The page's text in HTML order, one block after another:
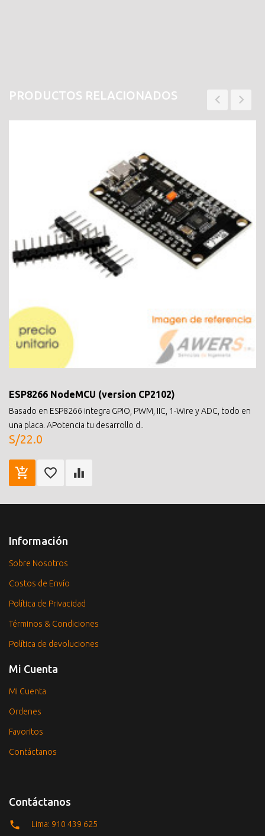
PRODUCTOS RELACIONADOS
ESP8266 NodeMCU (version CP2102)
Basado en ESP8266 integra GPIO, PWM, IIC, 1-Wire y ADC, todo en
una placa. APotencia tu desarrollo d..
S/22.0
Información
Sobre Nosotros
Costos de Envío
Política de Privacidad
Términos & Condiciones
Política de devoluciones
Mi Cuenta
Mi Cuenta
Ordenes
Favoritos
Contáctanos
Contáctanos
Lima: 910 439 625